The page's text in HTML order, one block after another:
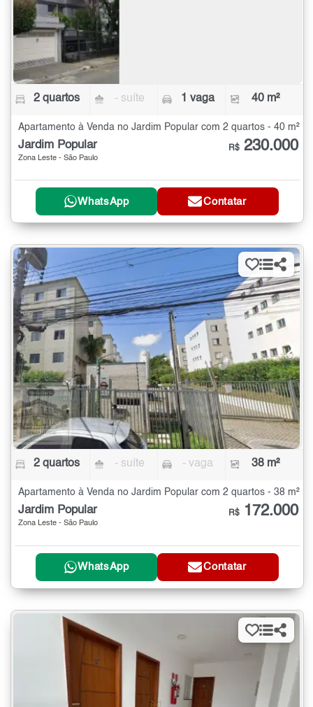
2 quartos - suíte 1 vaga 40 m²
Apartamento à Venda no Jardim Popular com 2 quartos - 40 m²
Jardim Popular
Zona Leste - São Paulo
R$ 230.000
WhatsApp Contatar
2 quartos - suíte - vaga 38 m²
Apartamento à Venda no Jardim Popular com 2 quartos - 38 m²
Jardim Popular
Zona Leste - São Paulo
R$ 172.000
WhatsApp Contatar